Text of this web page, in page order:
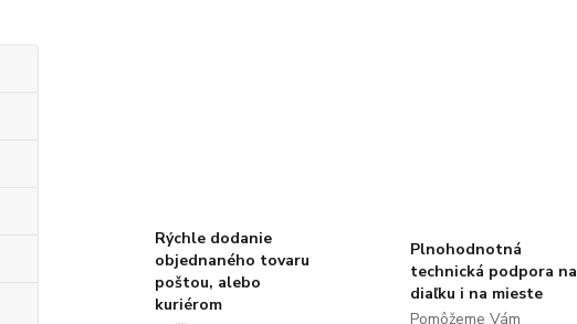
Rýchle dodanie
objednaného tovaru
poštou, alebo
kuriérom
Plnohodnotná
technická podpora na
diaľku i na mieste
Pomôžeme Vám